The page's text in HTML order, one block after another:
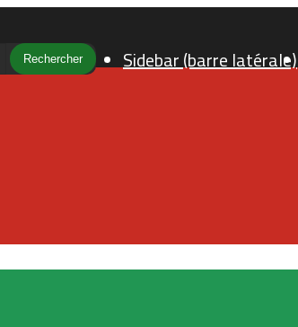
Rechercher Sidebar (barre latérale)